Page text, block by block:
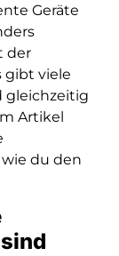
Geräte
der
gibt viele
gleichzeitig
Artikel
du den